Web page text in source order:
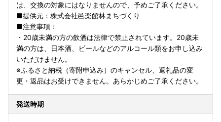
は、交換の対象にはなりませんので、予めご了承ください。
■提供元：株式会社邑楽館林まちづくり
■注意事項：
・20歳未満の方の飲酒は法律で禁止されています。20歳未
満の方は、日本酒、ビールなどのアルコール類をお申し込み
いただけません。
※ふるさと納税（寄附申込み）のキャンセル、返礼品の変
更・返品はお受けできません。あらかじめご了承ください。
発送時期